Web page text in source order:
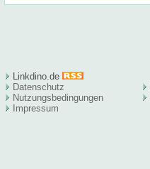
Linkdino.de
Datenschutz
Nutzungsbedingungen
Impressum